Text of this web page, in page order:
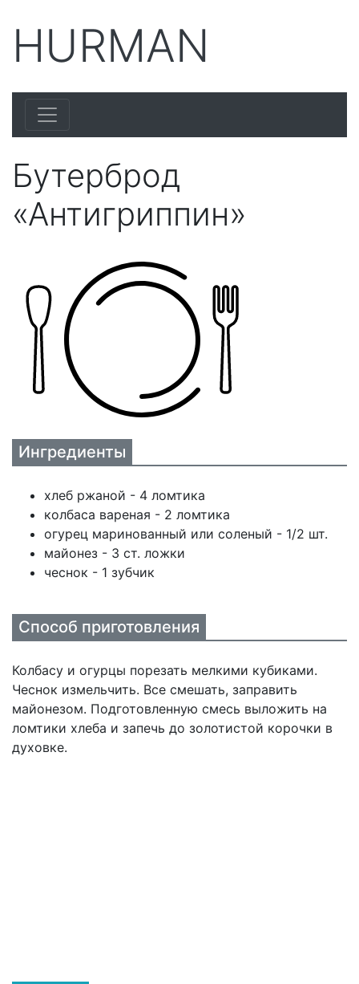
HURMAN
Бутерброд
«Антигриппин»
Ингредиенты
хлеб ржаной - 4 ломтика
колбаса вареная - 2 ломтика
огурец маринованный или соленый - 1/2 шт.
майонез - 3 ст. ложки
чеснок - 1 зубчик
Способ приготовления
Колбасу и огурцы порезать мелкими кубиками.
Чеснок измельчить. Все смешать, заправить
майонезом. Подготовленную смесь выложить на
ломтики хлеба и запечь до золотистой корочки в
духовке.